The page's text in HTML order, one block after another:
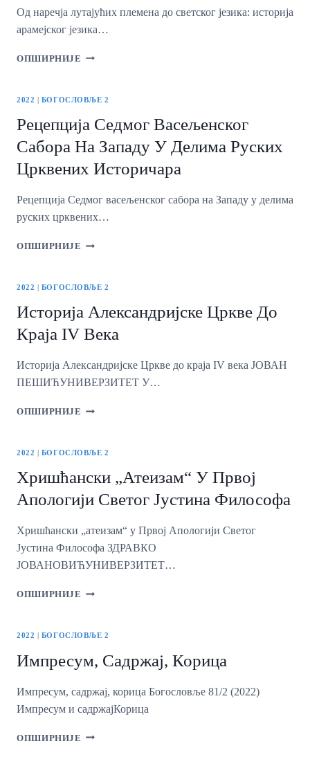
ЦРКВЕНИХ
Од наречја лутајућих племена до светског језика: историја
арамејског језика…
ОПШИРНИЈЕ ОД
ПЛЕМЕНА
СВЕТСКОГ
ИСТОРИЈА
АРАМЕЈСКОГ
СВЕТО
ПИСМО
ЗАВЕТА
2022 | БОГОСЛОВЉЕ 2
Рецепција Седмог Васељенског
Сабора На Западу У Делима Руских
Црквених Историчара
Рецепција Седмог васељенског сабора на Западу у делима
руских црквених…
ОПШИРНИЈЕ РЕЦЕПЦИЈА
САБОРА
ЗАПАДУ
ДЕЛИМА
ЦРКВЕНИХ
ИСТОРИЧАРА
2022 | БОГОСЛОВЉЕ 2
Историја Александријске Цркве До
Краја IV Века
Историја Александријске Цркве до краја IV века ЈОВАН
ПЕШИЋУНИВЕРЗИТЕТ У…
ОПШИРНИЈЕ ИСТОРИЈА
ДО
IV
2022 | БОГОСЛОВЉЕ 2
Хришћански „атеизам“ У Првој
Апологији Светог Јустина Философа
Хришћански „атеизам“ у Првој Апологији Светог
Јустина Философа ЗДРАВКО
ЈОВАНОВИЋУНИВЕРЗИТЕТ…
ОПШИРНИЈЕ ХРИШЋАНСКИ
ПРВОЈ
СВЕТОГ
ФИЛОСОФА
2022 БОГОСЛОВЉЕ 2
Импресум, Садржај, Корица
Импресум, садржај, корица Богословље 81/2 (2022)
Импресум и садржајКорица
ОПШИРНИЈЕ ИМПРЕСУМ,